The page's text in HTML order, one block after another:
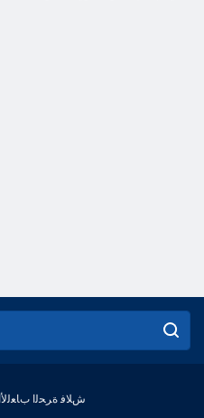
© game-game - ﺵﻼ ﻓ ﺓﺮﺤﻟﺍ ﺏﺎﻌﻟﻷ ﺍ